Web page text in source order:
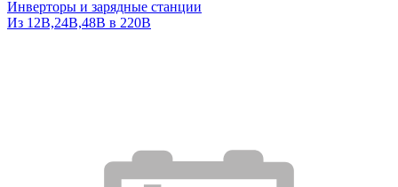
Инверторы и зарядные станции
Из 12В,24В,48В в 220В